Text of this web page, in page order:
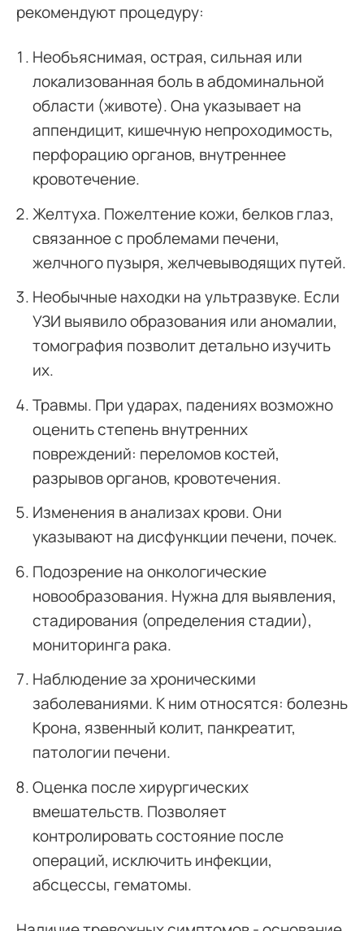
рекомендуют процедуру:
Необъяснимая, острая, сильная или
локализованная боль в абдоминальной
области (животе). Она указывает на
аппендицит, кишечную непроходимость,
перфорацию органов, внутреннее
кровотечение.
Желтуха. Пожелтение кожи, белков глаз,
связанное с проблемами печени,
желчного пузыря, желчевыводящих путей.
Необычные находки на ультразвуке. Если
УЗИ выявило образования или аномалии,
томография позволит детально изучить
их.
Травмы. При ударах, падениях возможно
оценить степень внутренних
повреждений: переломов костей,
разрывов органов, кровотечения.
Изменения в анализах крови. Они
указывают на дисфункции печени, почек.
Подозрение на онкологические
новообразования. Нужна для выявления,
стадирования (определения стадии),
мониторинга рака.
Наблюдение за хроническими
заболеваниями. К ним относятся: болезнь
Крона, язвенный колит, панкреатит,
патологии печени.
Оценка после хирургических
вмешательств. Позволяет
контролировать состояние после
операций, исключить инфекции,
абсцессы, гематомы.